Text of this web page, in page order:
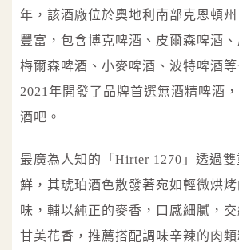
年，該酒廠位於奧地利南部克恩頓
豐富，包含博克啤酒、皮爾森啤酒、
梅爾森啤酒、小麥啤酒、波特啤酒
2021年開發了品牌首選無酒精啤酒
酒吧。
最廣為人知的「Hirter 1270」透過
鮮，其琥珀酒色散發著宛如輕微烘
味，輔以純正的麥香，口感細膩，
甘美花香，推薦搭配調味辛辣的肉